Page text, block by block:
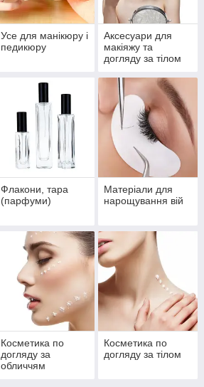
Усе для манікюру і
педикюру
Аксесуари для
макіяжу та
догляду за тілом
Флакони, тара
(парфуми)
Матеріали для
нарощування вій
Косметика по
догляду за
обличчям
Косметика по
догляду за тілом